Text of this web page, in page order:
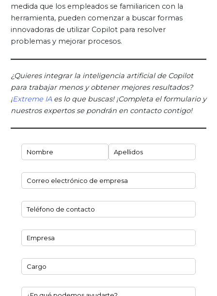
medida que los empleados se familiaricen con la
herramienta, pueden comenzar a buscar formas
innovadoras de utilizar Copilot para resolver
problemas y mejorar procesos.
¿Quieres integrar la inteligencia artificial de Copilot
para trabajar menos y obtener mejores resultados?
¡Extreme IAes lo que buscas! ¡Completa el formulario y
nuestros expertos se pondrán en contacto contigo!
Nombre y Apellidos (necesario)
Correo electrónico de empresa
Teléfono de contacto
Empresa
Cargo
¿En qué podemos ayudarte?